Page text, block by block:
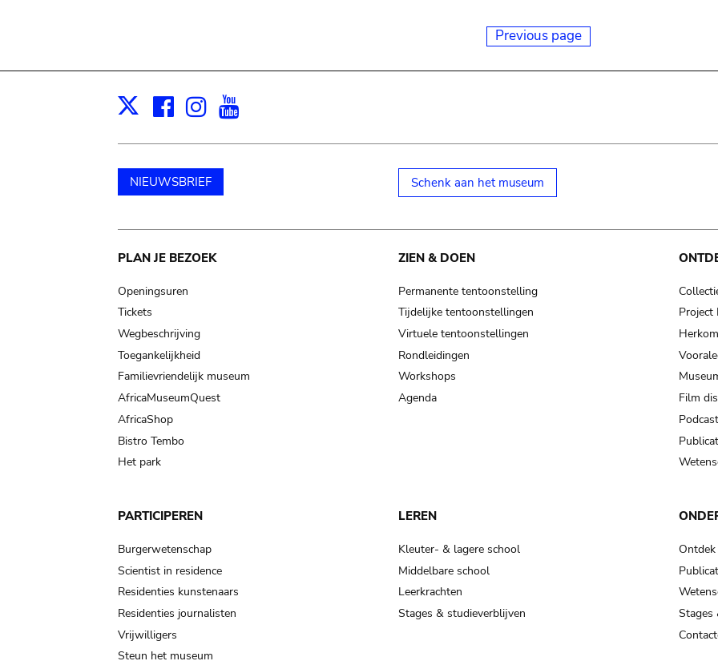
Previous page
X Facebook
Instagram
NIEUWSBRIEF Schenk aan het museum
Main
navigation
PLAN JE BEZOEK
Openingsuren
Tickets
Wegbeschrijving
Toegankelijkheid
Familievriendelijk museum
AfricaMuseumQuest
AfricaShop
Bistro Tembo
Het park
ZIEN & DOEN
Permanente tentoonstelling
Tijdelijke tentoonstellingen
Virtuele tentoonstellingen
Rondleidingen
Workshops
Agenda
Project
Film
PARTICIPEREN
Burgerwetenschap
Scientist in residence
Residenties kunstenaars
Residenties journalisten
Vrijwilligers
Steun het museum
LEREN
Kleuter- & lagere school
Middelbare school
Leerkrachten
Stages & studieverblijven
Stages